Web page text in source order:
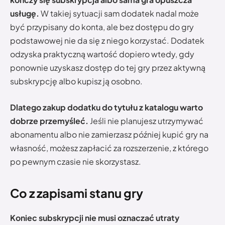
usługę. W takiej sytuacji sam dodatek nadal może
być przypisany do konta, ale bez dostępu do gry
podstawowej nie da się z niego korzystać. Dodatek
odzyska praktyczną wartość dopiero wtedy, gdy
ponownie uzyskasz dostęp do tej gry przez aktywną
subskrypcję albo kupisz ją osobno.
Dlatego zakup dodatku do tytułu z katalogu warto
dobrze przemyśleć. Jeśli nie planujesz utrzymywać
abonamentu albo nie zamierzasz później kupić gry na
własność, możesz zapłacić za rozszerzenie, z którego
po pewnym czasie nie skorzystasz.
Co z zapisami stanu gry
Koniec subskrypcji nie musi oznaczać utraty